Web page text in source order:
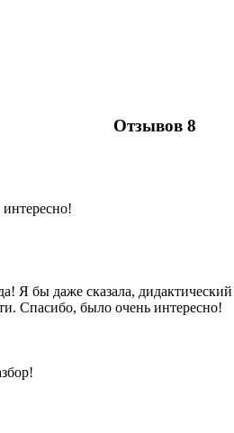
Отзывов 8
Я бы даже сказала,
Спасибо, было очень интересно!